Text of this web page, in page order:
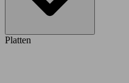
Platten